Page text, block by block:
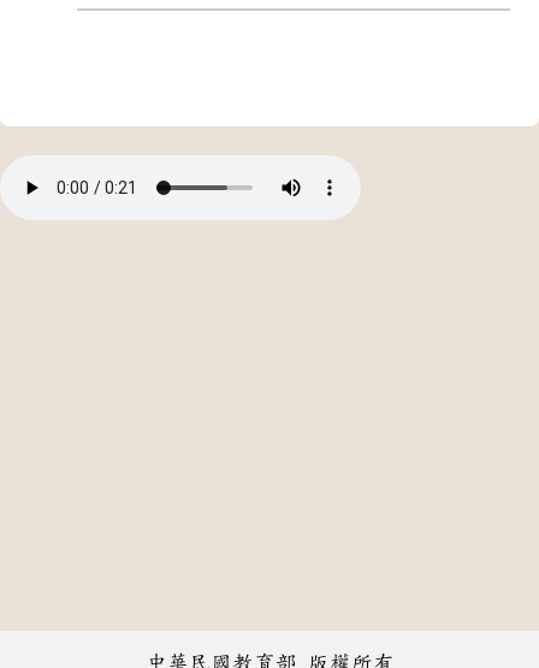
中華民國教育部 版權所有